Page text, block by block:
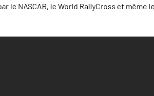
le NASCAR, le World RallyCross et